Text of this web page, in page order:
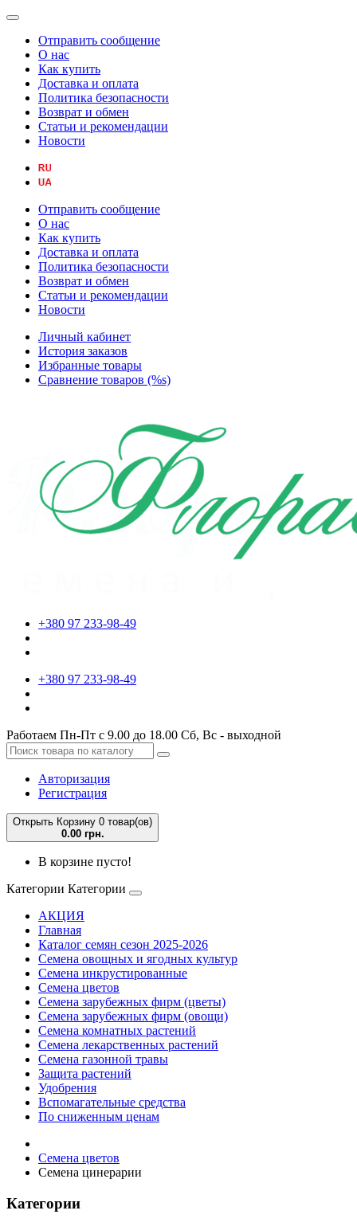
Отправить сообщение
О нас
Как купить
Доставка и оплата
Политика безопасности
Возврат и обмен
Статьи и рекомендации
Новости
Отправить сообщение
О нас
Как купить
Доставка и оплата
Политика безопасности
Возврат и обмен
Статьи и рекомендации
Новости
Личный кабинет
История заказов
Избранные товары
Сравнение товаров (%s)
+380 97 233-98-49
+380 97 233-98-49
Работаем Пн-Пт с 9.00 до 18.00 Сб, Вс - выходной
Авторизация
Регистрация
Открыть Корзину 0 товар(ов)
0.00 грн.
В корзине пусто!
Категории Категории
АКЦИЯ
Главная
Каталог семян сезон 2025-2026
Семена овощных и ягодных культур
Семена инкрустированные
Семена цветов
Семена зарубежных фирм (цветы)
Семена зарубежных фирм (овощи)
Семена комнатных растений
Семена лекарственных растений
Семена газонной травы
Защита растений
Удобрения
Вспомагательные средства
По сниженным ценам
Семена цветов
Семена цинерарии
Категории